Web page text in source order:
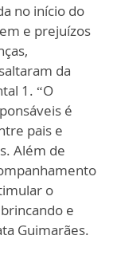
no início do
e prejuízos
da
1. “O
é
pais e
Além de
o
e
Guimarães.